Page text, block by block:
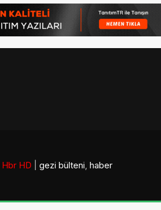
Hbr HD gezi bülteni, haber